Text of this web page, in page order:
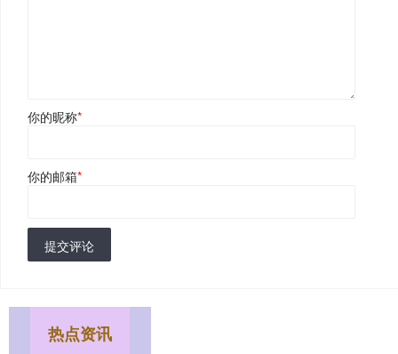
你的昵称*
你的邮箱*
提交评论
热点资讯